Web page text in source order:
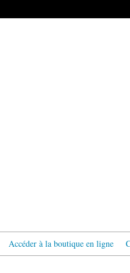
Accéder à la boutique en ligne